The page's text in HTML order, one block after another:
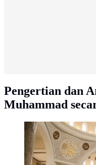
Pengertian dan
Muhammad
Arti Shallallahu Ala